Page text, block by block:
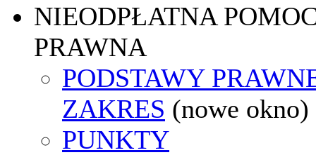
NIEODPŁATNA
PRAWNA
PODSTAWY
ZAKRES (nowe okno)
PUNKTY